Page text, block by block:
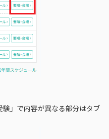
験」で内容が異なる部分はタブ